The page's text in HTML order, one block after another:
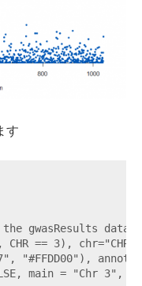
す
gwasResults
CHR == 3),
"#FFDD00"),
main = "Chr 3",